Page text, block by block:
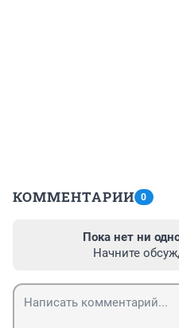
КОММЕНТАРИИ 0
Пока нет ни
Начните